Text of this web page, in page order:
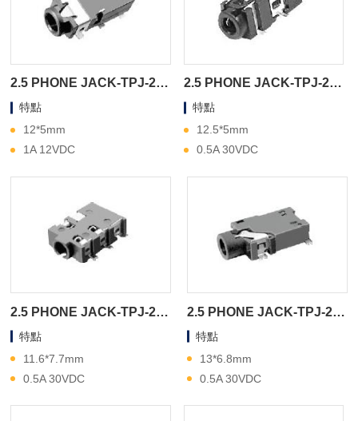
2.5 PHONE JACK-TPJ-2A510
特點
12*5mm
1A 12VDC
2.5 PHONE JACK-TPJ-2A460
特點
12.5*5mm
0.5A 30VDC
2.5 PHONE JACK-TPJ-2A390
特點
11.6*7.7mm
0.5A 30VDC
2.5 PHONE JACK-TPJ-2A370
特點
13*6.8mm
0.5A 30VDC